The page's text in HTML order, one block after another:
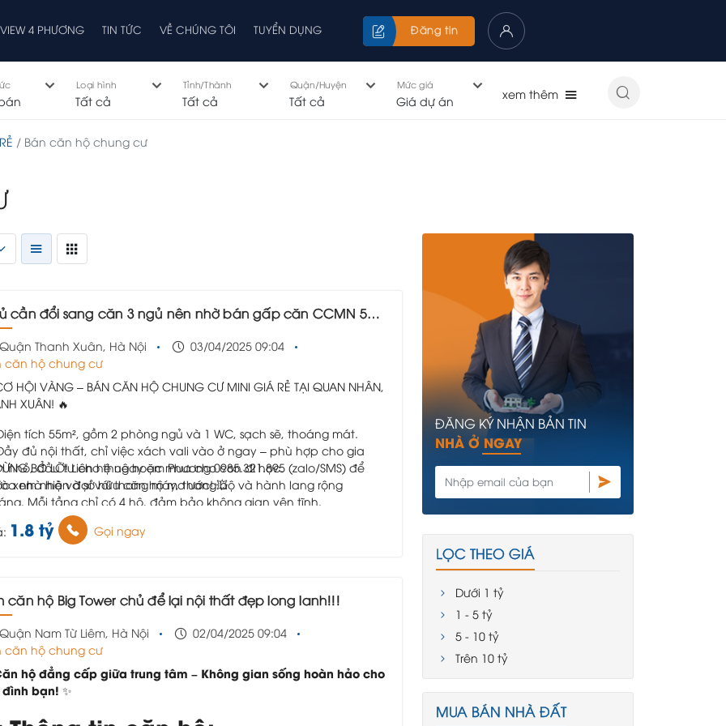
4 PHƯƠNG TIN TỨC VỀ CHÚNG TÔI TUYỂN DỤNG Đăng tin
Tất cả
Loại hình
Tất cả
Tỉnh/Thành
Tất cả
Quận/Huyện
Giá dự án
Mức giá
Bán căn hộ chung cư
cần đổi sang căn 3 ngủ nên nhờ bán gấp căn CCMN 55m2 ngay trung tâm quận Thanh Xuân!!!
Quận Thanh Xuân, Hà Nội
03/04/2025 09:04
căn hộ chung cư
HỘI VÀNG – BÁN CĂN HỘ CHUNG CƯ MINI GIÁ RẺ TẠI QUAN NHÂN,
XUÂN! 🔥
tích 55m², gồm 2 phòng ngủ và 1 WC, sạch sẽ, thoáng mát.
đủ nội thất, chỉ việc xách vali vào ở ngay – phù hợp cho gia
nhỏ, đầu tư cho thuê hoặc mua cho con đi học.
nhà hiện đại với thang máy, thang bộ và hành lang rộng
Mỗi tầng chỉ có 4 hộ, đảm bảo không gian yên tĩnh.
Vị trí siêu thuận tiện, gần chợ Chính Kinh, các trường tiểu học, cấp 2,
3 Nhân Chính, và các trường ĐH lân cận.
BỎ LỠ! Liên hệ ngay em Phương 0985.321.895 (zalo/SMS) để
xem nhà và sở hữu căn hộ mơ ước! 💥
1.8 tỷ Gọi ngay
căn hộ Big Tower chủ để lại nội thất đẹp long lanh!!!
Quận Nam Từ Liêm, Hà Nội
02/04/2025 09:04
căn hộ chung cư
hộ đẳng cấp giữa trung tâm – Không gian sống hoàn hảo cho
bạn! ✨
ĐĂNG KÝ NHẬN BẢN TIN
NHÀ Ở NGAY
LỌC THEO GIÁ
Dưới 1 tỷ
1 - 5 tỷ
5 - 10 tỷ
Trên 10 tỷ
MUA BÁN NHÀ ĐẤT